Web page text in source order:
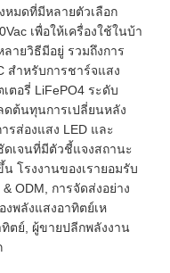
หมดที่มีหลายตัวเลือก
เพื่อให้เครื่องใช้ในบ้า
ายวิธีมีอยู่ รวมถึงการ
สําหรับการชาร์จแสง
ตอรี่ LiFePO4 ระดับ
ดต้นทุนการเปลี่ยนหลัง
รส่องแสง LED และ
เจนที่มีตัวชี้แจงสถานะ
โรงงานของเรายอมรับ
ODM, การจัดส่งอย่าง
พลังแสงอาทิตย์เห
ตย์, ผู้ขายปลีกพลังงาน